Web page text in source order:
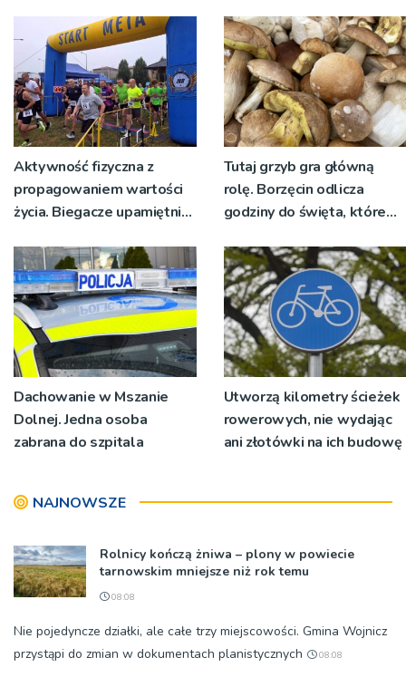
żywo [ZDJĘCIA]
Aktywność fizyczna z
propagowaniem wartości
życia. Biegacze upamiętnili
Tutaj grzyb gra główną
rolę. Borzęcin odlicza
godziny do święta, które
pokoleń
Dachowanie w Mszanie
Dolnej. Jedna osoba
zabrana do szpitala
Utworzą kilometry ścieżek
rowerowych, nie wydając
ani złotówki na ich budowę
NAJNOWSZE
Rolnicy kończą żniwa – plony w powiecie
tarnowskim mniejsze niż rok temu
08:08
Nie pojedyncze działki, ale całe trzy miejscowości. Gmina Wojnicz
przystąpi do zmian w dokumentach planistycznych
08:08